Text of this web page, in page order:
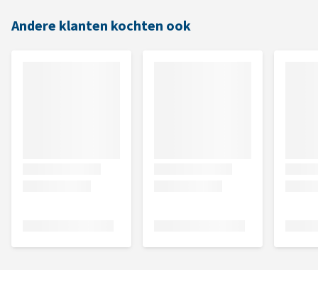
Andere klanten kochten ook